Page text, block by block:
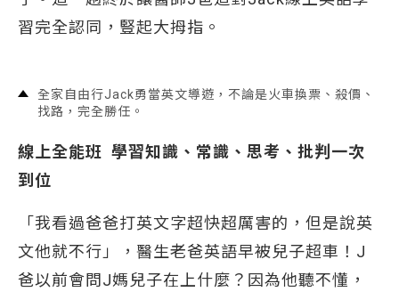
習完全認同，豎起大拇指。
全家自由行Jack勇當英文導遊，不論是火車換票、殺價、
找路，完全勝任。
線上全能班 學習知識、常識、思考、批判一次
到位
「我看過爸爸打英文字超快超厲害的，但是說英
文他就不行」，醫生老爸英語早被兒子超車！J
爸以前會問J媽兒子在上什麼？因為他聽不懂，